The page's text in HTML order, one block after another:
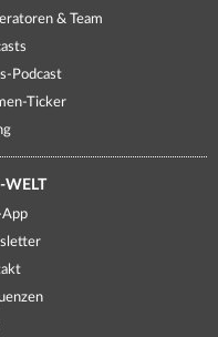
& Team
Podcast
Ticker
WELT
App